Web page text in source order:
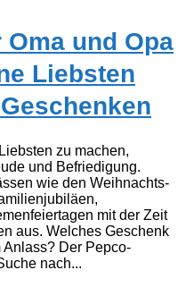
und Opa
Liebsten
zu machen,
und Befriedigung.
wie den Weihnachts-
mit der Zeit
aus. Welches Geschenk
Anlass? Der Pepco-
nach...